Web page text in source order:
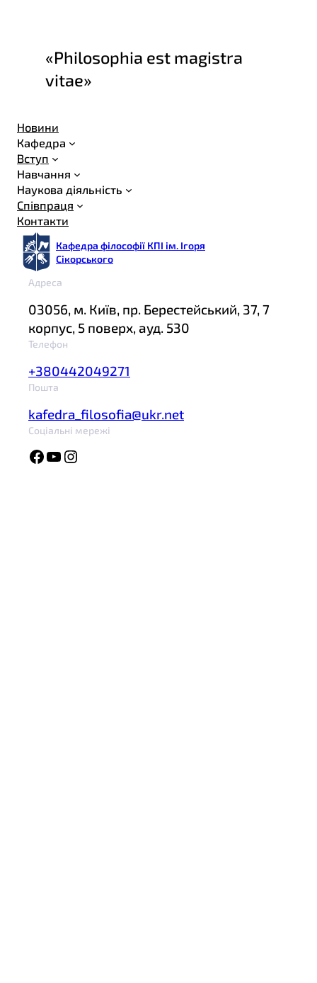
«Philosophia est magistra
vitae»
Новини
Кафедра
Вступ
Навчання
Наукова діяльність
Співпраця
Контакти
Кафедра філософії КПІ ім. Ігоря
Сікорського
Адреса
03056, м. Київ, пр. Берестейський, 37, 7
корпус, 5 поверх, ауд. 530
Телефон
+380442049271
Пошта
kafedra_filosofia@ukr.net
Соціальні мережі
Facebook YouTube Instagram